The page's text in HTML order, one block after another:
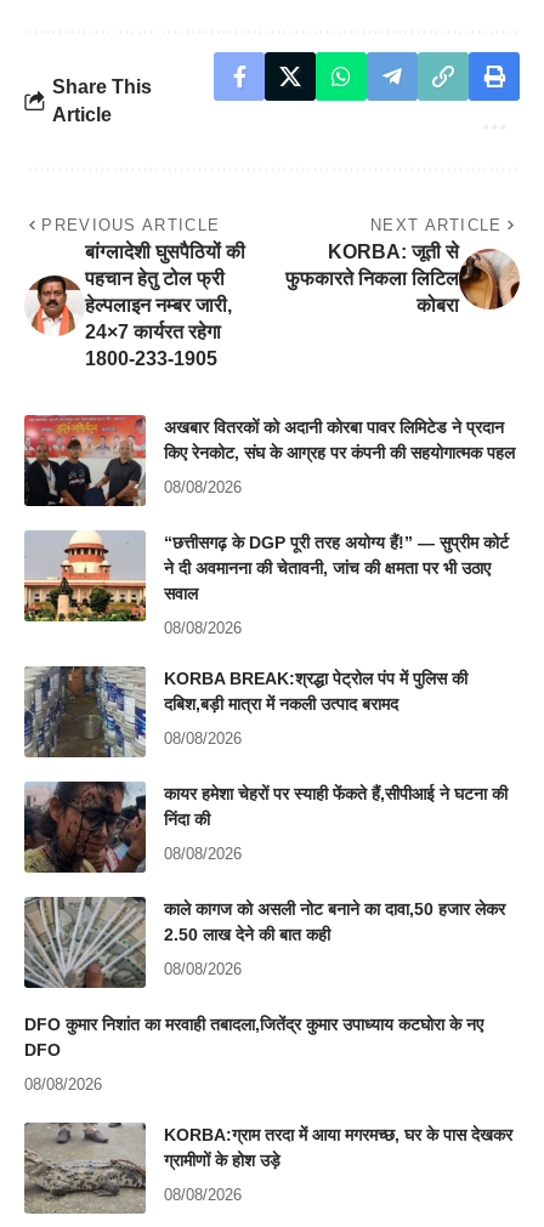
Share This
Article
PREVIOUS ARTICLE
बांग्लादेशी घुसपैठियों की
पहचान हेतु टोल फ्री
हेल्पलाइन नम्बर जारी,
24×7 कार्यरत रहेगा
1800-233-1905
NEXT ARTICLE
KORBA: जूती से
फुफकारते निकला लिटिल
कोबरा
अखबार वितरकों को अदानी कोरबा पावर लिमिटेड ने प्रदान
किए रेनकोट, संघ के आग्रह पर कंपनी की सहयोगात्मक पहल
08/08/2026
“छत्तीसगढ़ के DGP पूरी तरह अयोग्य हैं!” — सुप्रीम कोर्ट
ने दी अवमानना की चेतावनी, जांच की क्षमता पर भी उठाए
सवाल
08/08/2026
KORBA BREAK:श्रद्धा पेट्रोल पंप में पुलिस की
दबिश,बड़ी मात्रा में नकली उत्पाद बरामद
08/08/2026
कायर हमेशा चेहरों पर स्याही फेंकते हैं,सीपीआई ने घटना की
निंदा की
08/08/2026
काले कागज को असली नोट बनाने का दावा,50 हजार लेकर
2.50 लाख देने की बात कही
08/08/2026
DFO कुमार निशांत का मरवाही तबादला,जितेंद्र कुमार उपाध्याय कटघोरा के नए
DFO
08/08/2026
KORBA:ग्राम तरदा में आया मगरमच्छ, घर के पास देखकर
ग्रामीणों के होश उड़े
08/08/2026